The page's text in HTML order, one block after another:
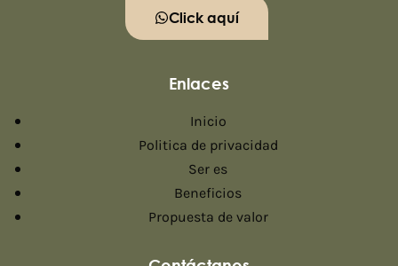
Click aquí
Enlaces
Inicio
Politica de privacidad
Ser es
Beneficios
Propuesta de valor